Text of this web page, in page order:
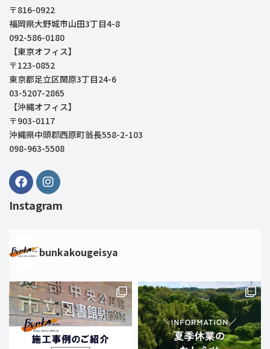
〒816-0922
福岡県大野城市山田3丁目4-8
092-586-0180
【東京オフィス】
〒123-0852
東京都足立区関原3丁目24-6
03-5207-2865
【沖縄オフィス】
〒903-0117
沖縄県中頭郡西原町翁長558-2-103
098-963-5508
Instagram
bunkakougeisya